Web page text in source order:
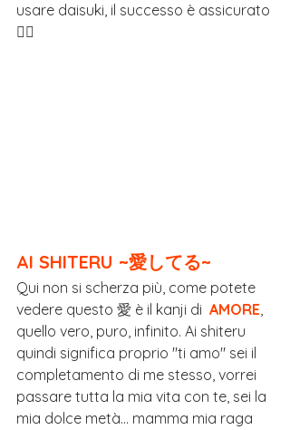
usare daisuki, il successo è assicurato
❤️‍🔥
AI SHITERU ~愛してる~
Qui non si scherza più, come potete
vedere questo 愛 è il kanji di AMORE,
quello vero, puro, infinito. Ai shiteru
quindi significa proprio "ti amo" sei il
completamento di me stesso, vorrei
passare tutta la mia vita con te, sei la
mia dolce metà... mamma mia raga